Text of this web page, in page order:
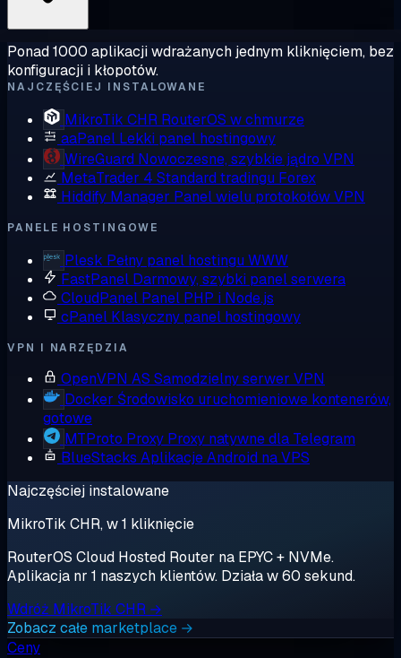
Ponad 1000 aplikacji wdrażanych jednym kliknięciem, bez
konfiguracji i kłopotów.
NAJCZĘŚCIEJ INSTALOWANE
MikroTik CHR RouterOS w chmurze
aaPanel Lekki panel hostingowy
WireGuard Nowoczesne, szybkie jądro VPN
MetaTrader 4 Standard tradingu Forex
Hiddify Manager Panel wielu protokołów VPN
PANELE HOSTINGOWE
Plesk Pełny panel hostingu WWW
FastPanel Darmowy, szybki panel serwera
CloudPanel Panel PHP i Node.js
cPanel Klasyczny panel hostingowy
VPN I NARZĘDZIA
OpenVPN AS Samodzielny serwer VPN
Docker Środowisko uruchomieniowe kontenerów,
gotowe
MTProto Proxy Proxy natywne dla Telegram
BlueStacks Aplikacje Android na VPS
Najczęściej instalowane
MikroTik CHR, w 1 kliknięcie
RouterOS Cloud Hosted Router na EPYC + NVMe.
Aplikacja nr 1 naszych klientów. Działa w 60 sekund.
Wdróż MikroTik CHR →
Zobacz całe marketplace →
Ceny